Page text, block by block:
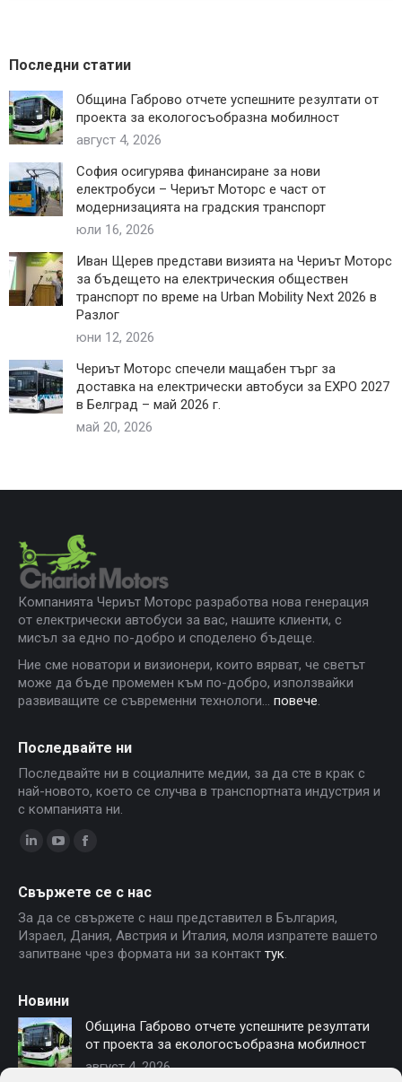
Последни статии
Община Габрово отчете успешните резултати от
проекта за екологосъобразна мобилност
август 4, 2026
София осигурява финансиране за нови
електробуси – Чериът Моторс е част от
модернизацията на градския транспорт
юли 16, 2026
Иван Щерев представи визията на Чериът Моторс
за бъдещето на електрическия обществен
транспорт по време на Urban Mobility Next 2026 в
Разлог
юни 12, 2026
Чериът Моторс спечели мащабен търг за
доставка на електрически автобуси за EXPO 2027
в Белград – май 2026 г.
май 20, 2026
Компанията Чериът Моторс разработва нова генерация
от електрически автобуси за вас, нашите клиенти, с
мисъл за едно по-добро и споделено бъдеще.
Ние сме новатори и визионери, които вярват, че светът
може да бъде промемен към по-добро, използвайки
развиващите се съвременни технологи... повече.
Последвайте ни
Последвайте ни в социалните медии, за да сте в крак с
най-новото, което се случва в транспортната индустрия и
с компанията ни.
opens
in
new
opens
in
new
opens
in
new
Свържете се с нас
За да се свържете с наш представител в България,
Израел, Дания, Австрия и Италия, моля изпратете вашето
запитване чрез формата ни за контакт тук.
Новини
Община Габрово отчете успешните резултати
от проекта за екологосъобразна мобилност
август 4, 2026